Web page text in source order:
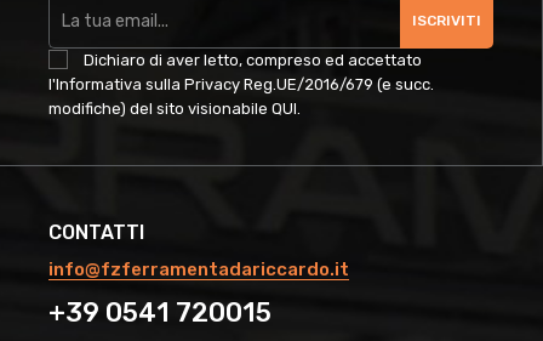
ISCRIVITI
Dichiaro di aver letto, compreso ed accettato
l'Informativa sulla Privacy Reg.UE/2016/679 (e succ.
modifiche) del sito visionabile QUI
CONTATTI
info@fzferramentadariccardo.it
+39 0541 720015